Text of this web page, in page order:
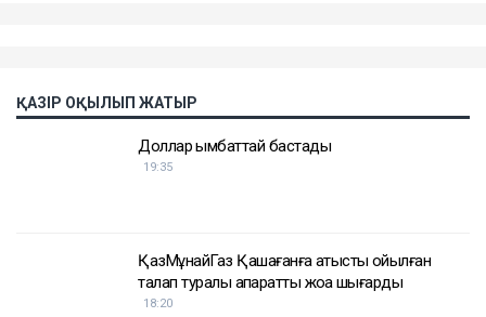
ҚАЗІР ОҚЫЛЫП ЖАТЫР
Доллар қымбаттай бастады
19:35
ҚазМұнайГаз Қашағанға қатысты қойылған
талап туралы ақпаратты жоққа шығарды
18:20